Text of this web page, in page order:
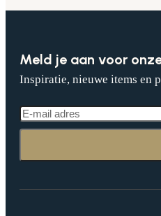
Meld je aan voor
Inspiratie, nieuwe items en